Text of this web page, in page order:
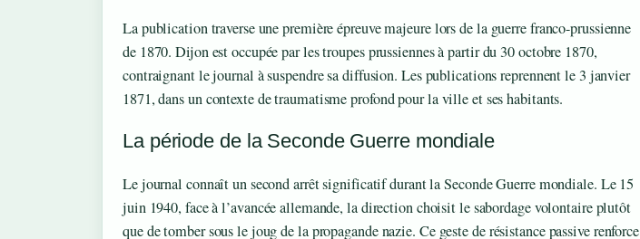
La publication traverse une première épreuve majeure lors de la guerre franco-prussienne
de 1870. Dijon est occupée par les troupes prussiennes à partir du 30 octobre 1870,
contraignant le journal à suspendre sa diffusion. Les publications reprennent le 3 janvier
1871, dans un contexte de traumatisme profond pour la ville et ses habitants.
La période de la Seconde Guerre mondiale
Le journal connaît un second arrêt significatif durant la Seconde Guerre mondiale. Le 15
juin 1940, face à l’avancée allemande, la direction choisit le sabordage volontaire plutôt
que de tomber sous le joug de la propagande nazie. Ce geste de résistance passive renforce